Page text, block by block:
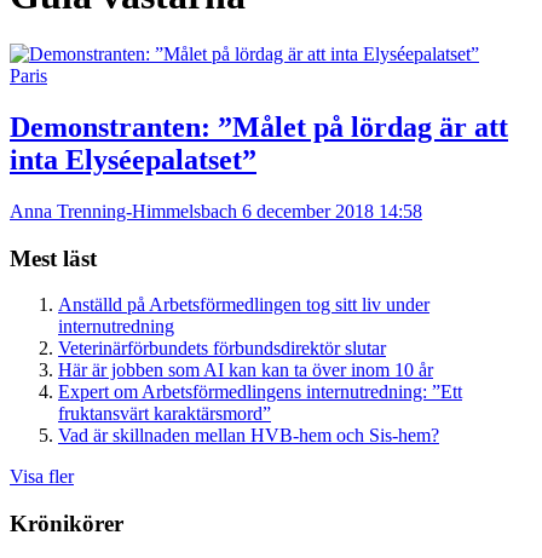
Paris
Demonstranten: ”Målet på lördag är att
inta Elyséepalatset”
Anna Trenning-Himmelsbach 6 december 2018 14:58
Mest läst
Anställd på Arbetsförmedlingen tog sitt liv under
internutredning
Veterinärförbundets förbundsdirektör slutar
Här är jobben som AI kan kan ta över inom 10 år
Expert om Arbetsförmedlingens internutredning: ”Ett
fruktansvärt karaktärsmord”
Vad är skillnaden mellan HVB-hem och Sis-hem?
Visa fler
Krönikörer